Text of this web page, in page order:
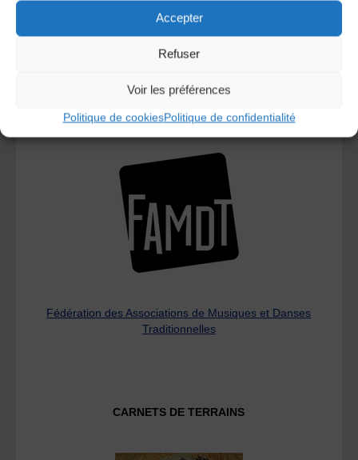
Accepter
Refuser
Voir les préférences
Politique de cookiesPolitique de confidentialité
Le distributeur des musiques Trad'
Fédération des Associations de Musiques et Danses
Traditionnelles
CARNETS DE TERRAINS